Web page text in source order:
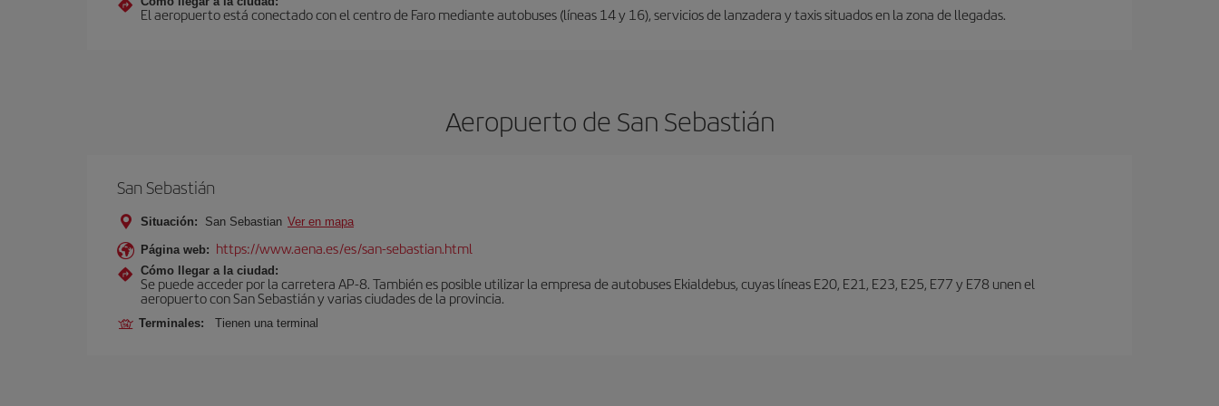
El aeropuerto está conectado con el centro de Faro mediante autobuses (líneas 14 y 16), servicios de lanzadera y taxis situados en la zona de llegadas.
Aeropuerto de San Sebastián
San Sebastián
Situación: San Sebastian Ver en mapa
Página web: https://www.aena.es/es/san-sebastian.html
Cómo llegar a la ciudad:
Se puede acceder por la carretera AP-8. También es posible utilizar la empresa de autobuses Ekialdebus, cuyas líneas E20, E21, E23, E25, E77 y E78 unen el
aeropuerto con San Sebastián y varias ciudades de la provincia.
Terminales: Tienen una terminal